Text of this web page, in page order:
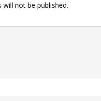
will not be published.